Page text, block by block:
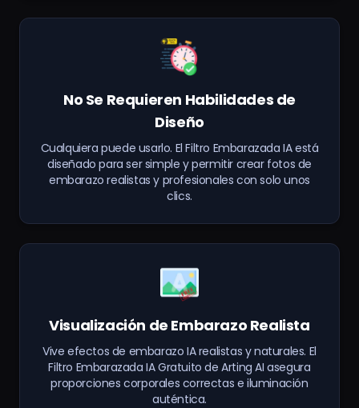
No Se Requieren Habilidades de
Diseño
Cualquiera puede usarlo. El Filtro Embarazada IA está
diseñado para ser simple y permitir crear fotos de
embarazo realistas y profesionales con solo unos
clics.
Visualización de Embarazo Realista
Vive efectos de embarazo IA realistas y naturales. El
Filtro Embarazada IA Gratuito de Arting AI asegura
proporciones corporales correctas e iluminación
auténtica.